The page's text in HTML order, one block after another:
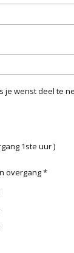
je wenst deel te
1ste uur )
overgang *